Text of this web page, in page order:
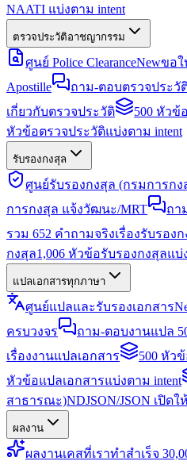
NAATI แบ่งตาม intent
ตรวจประวัติอาชญากรรม
ศูนย์ Police ClearanceNewขอใ
Apostille
ถาม-ตอบตรวจประวั
เกี่ยวกับตรวจประวัติ
500 หัวข้
หัวข้อตรวจประวัติแบ่งตาม intent
รับรองกงสุล
ศูนย์รับรองกงสุล (กรมการกง
การกงสุล แจ้งวัฒนะ/MRT
ถา
รวม 652 คำถามจริงเรื่องรับรอง
กงสุล1,006 หัวข้อรับรองกงสุลแบ่
แปลเอกสารทุกภาษา
ศูนย์แปลและรับรองเอกสาร
ครบวงจร
ถาม-ตอบงานแปล
เรื่องงานแปลเอกสาร
500 หัว
หัวข้อแปลเอกสารแบ่งตาม intent
สาธารณะ)NDJSON/JSON เปิด
ผลงาน
ผลงานเคสที่เราทำสำเร็จ